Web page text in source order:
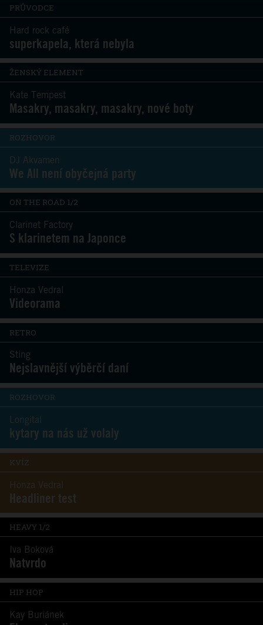
PRŮVODCE
Hard rock café
superkapela, která nebyla
ŽENSKÝ ELEMENT
Kate Tempest
Masakry, masakry, masakry, nové boty
ROZHOVOR
DJ Akvamen
We All není obyčejná party
ON THE ROAD 1/2
Clarinet Factory
S klarinetem na Japonce
TELEVIZE
Honza Vedral
Videorama
RETRO
Sting
Nejslavnější výběrčí daní
ROZHOVOR
Longital
kytary na nás už volaly
KVÍZ
Honza Vedral
Headliner test
HEAVY 1/2
Iva Boková
Natvrdo
HIP HOP
Kay Buriánek